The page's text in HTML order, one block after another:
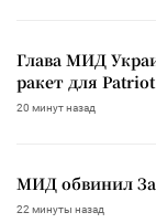
Глава МИД
ракет для Patriot
20 минут назад
МИД обвинил
22 минуты назад